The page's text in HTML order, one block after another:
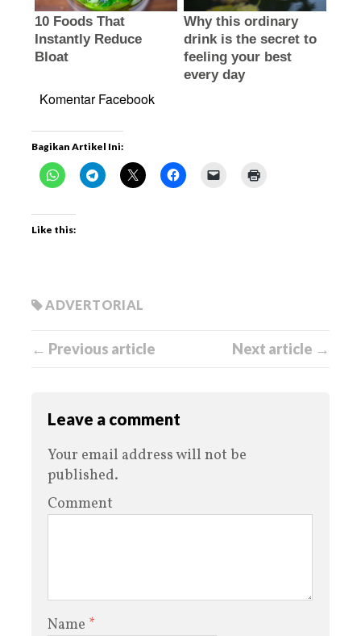
Komentar Facebook
Bagikan Artikel Ini:
Like this:
ADVERTORIAL
← Previous article Next article →
Leave a comment
Your email address will not be
published.
Comment
Name *